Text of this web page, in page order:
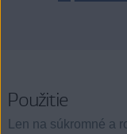
Použitie
Len na súkromné a